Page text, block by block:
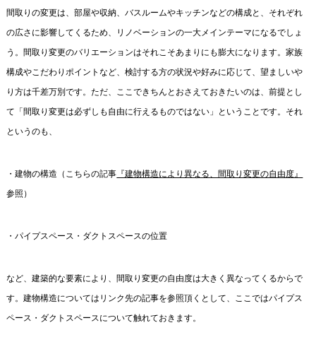
間取りの変更は、部屋や収納、バスルームやキッチンなどの構成と、それぞれ
の広さに影響してくるため、リノベーションの一大メインテーマになるでしょ
う。間取り変更のバリエーションはそれこそあまりにも膨大になります。家族
構成やこだわりポイントなど、検討する方の状況や好みに応じて、望ましいや
り方は千差万別です。ただ、ここできちんとおさえておきたいのは、前提とし
て「間取り変更は必ずしも自由に行えるものではない」ということです。それ
というのも、
・建物の構造（こちらの記事 『建物構造により異なる、間取り変更の自由度』
参照）
・パイプスペース・ダクトスペースの位置
など、建築的な要素により、間取り変更の自由度は大きく異なってくるからで
す。建物構造についてはリンク先の記事を参照頂くとして、ここではパイプス
ペース・ダクトスペースについて触れておきます。